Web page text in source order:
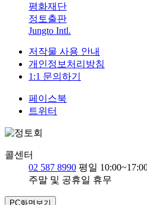
평화재단
정토출판
Jungto Intl.
저작물 사용 안내
개인정보처리방침
1:1 문의하기
페이스북
트위터
콜센터
02 587 8990 평일
주말 및 공휴일 휴무
PC화면보기